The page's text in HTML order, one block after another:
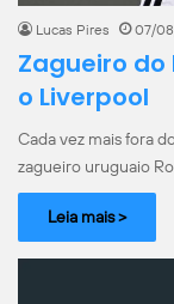
Lucas Pires 07/
Zagueiro
o Liverpool
Cada vez mais fora
zagueiro uruguaio
Leia mais >